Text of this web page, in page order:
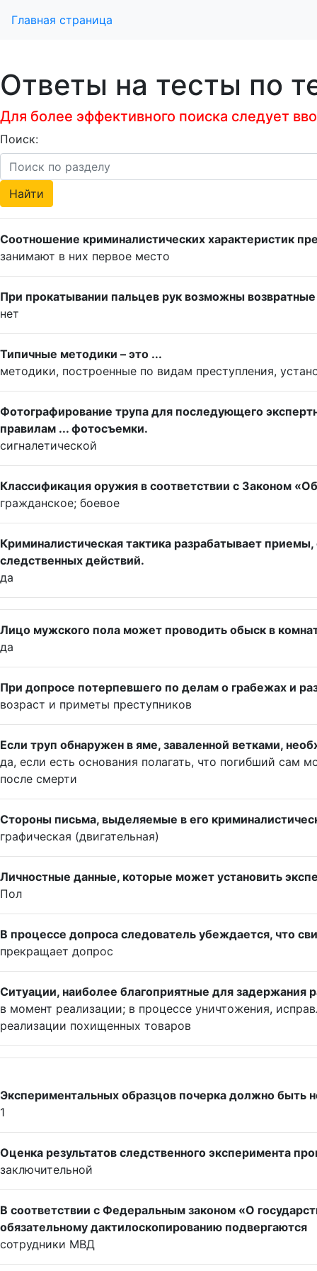
Главная страница
Ответы на тесты по
Для более эффективного поиска следует
Поиск:
Соотношение криминалистических характеристик
занимают в них первое место
При прокатывании пальцев рук возможны
нет
Типичные методики – это ...
методики, построенные по видам преступления,
Фотографирование трупа для последующего
правилам ... фотосъемки.
сигналетической
Классификация оружия в соответствии с Законом
гражданское; боевое
Криминалистическая тактика разрабатывает
следственных действий.
да
Лицо мужского пола может проводить обыск в
да
При допросе потерпевшего по делам о грабежах и
возраст и приметы преступников
Если труп обнаружен в яме, заваленной ветками,
да, если есть основания полагать, что погибший сам
после смерти
Стороны письма, выделяемые в его
графическая (двигательная)
Личностные данные, которые может установить
Пол
В процессе допроса следователь убеждается, что
прекращает допрос
Ситуации, наиболее благоприятные для задержания
в момент реализации; в процессе уничтожения,
реализации похищенных товаров
Экспериментальных образцов почерка должно быть
1
Оценка результатов следственного эксперимента
заключительной
В соответствии с Федеральным законом «О
обязательному дактилоскопированию подвергаются
сотрудники МВД